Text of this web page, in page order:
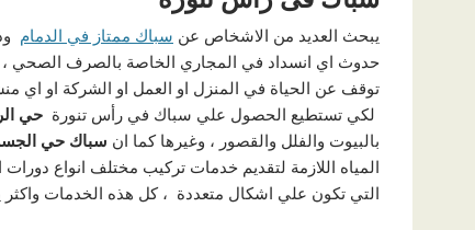
يبحث العديد من الاشخاص عن سباك ممتاز في الدمام
حدوث اي انسداد في المجاري الخاصة بالصرف الصحي ،
توقف عن الحياة في المنزل او العمل او الشركة او
لكي تستطيع الحصول علي سباك في رأس تنورة حي
بالبيوت والفلل والقصور ، وغيرها كما ان سباك حي
المياه اللازمة لتقديم خدمات تركيب مختلف انواع
التي تكون علي اشكال متعددة ، كل هذه الخدمات واكثر